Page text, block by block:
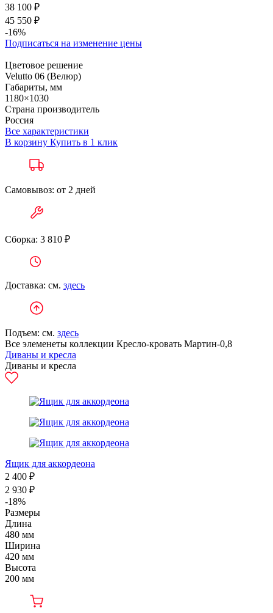
38 100 ₽
45 550 ₽
-16%
Подписаться на изменение цены
Цветовое решение
Velutto 06 (Велюр)
Габариты, мм
1180×1030
Страна производитель
Россия
Все характеристики
В корзину Купить в 1 клик
Самовывоз: от 2 дней
Сборка: 3 810 ₽
Доставка: см. здесь
Подъем: см. здесь
Все элеменеты коллекции Кресло-кровать Мартин-0,8
Диваны и кресла
Диваны и кресла
Ящик для аккордеона
2 400 ₽
2 930 ₽
-18%
Размеры
Длина
480 мм
Ширина
420 мм
Высота
200 мм